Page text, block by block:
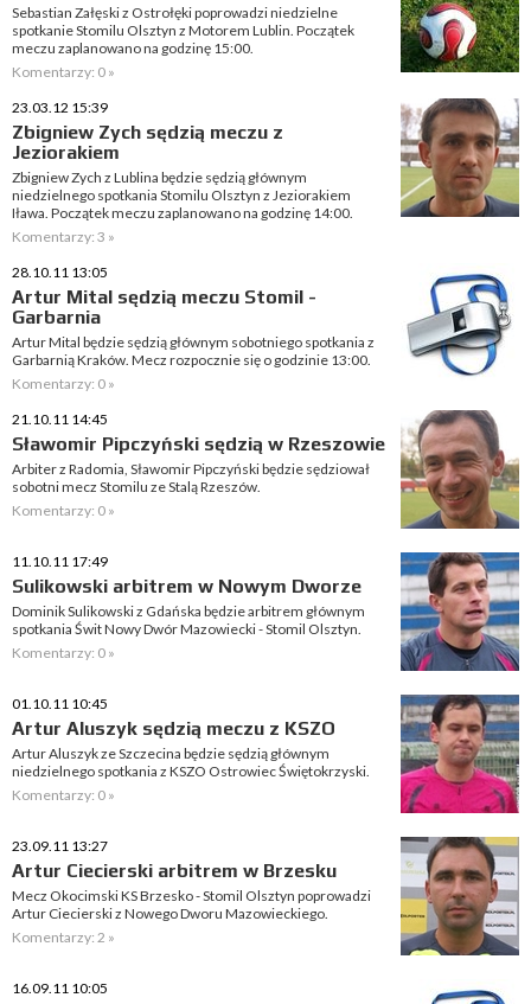
Sebastian Załęski z Ostrołęki poprowadzi niedzielne
spotkanie Stomilu Olsztyn z Motorem Lublin. Początek
meczu zaplanowano na godzinę 15:00.
Komentarzy: 0 »
23.03.12 15:39
Zbigniew Zych sędzią meczu z
Jeziorakiem
Zbigniew Zych z Lublina będzie sędzią głównym
niedzielnego spotkania Stomilu Olsztyn z Jeziorakiem
Iława. Początek meczu zaplanowano na godzinę 14:00.
Komentarzy: 3 »
28.10.11 13:05
Artur Mital sędzią meczu Stomil -
Garbarnia
Artur Mital będzie sędzią głównym sobotniego spotkania z
Garbarnią Kraków. Mecz rozpocznie się o godzinie 13:00.
Komentarzy: 0 »
21.10.11 14:45
Sławomir Pipczyński sędzią w Rzeszowie
Arbiter z Radomia, Sławomir Pipczyński będzie sędziował
sobotni mecz Stomilu ze Stalą Rzeszów.
Komentarzy: 0 »
11.10.11 17:49
Sulikowski arbitrem w Nowym Dworze
Dominik Sulikowski z Gdańska będzie arbitrem głównym
spotkania Świt Nowy Dwór Mazowiecki - Stomil Olsztyn.
Komentarzy: 0 »
01.10.11 10:45
Artur Aluszyk sędzią meczu z KSZO
Artur Aluszyk ze Szczecina będzie sędzią głównym
niedzielnego spotkania z KSZO Ostrowiec Świętokrzyski.
Komentarzy: 0 »
23.09.11 13:27
Artur Ciecierski arbitrem w Brzesku
Mecz Okocimski KS Brzesko - Stomil Olsztyn poprowadzi
Artur Ciecierski z Nowego Dworu Mazowieckiego.
Komentarzy: 2 »
16.09.11 10:05